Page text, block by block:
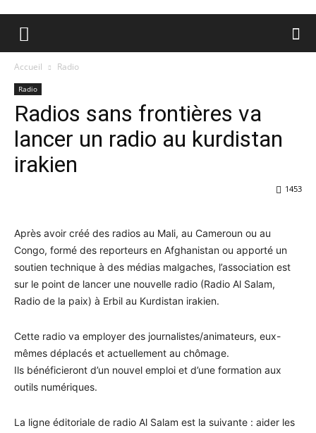
Accueil Radio
Radio
Radios sans frontières va
lancer un radio au kurdistan
irakien
1453
Après avoir créé des radios au Mali, au Cameroun ou au
Congo, formé des reporteurs en Afghanistan ou apporté un
soutien technique à des médias malgaches, l’association est
sur le point de lancer une nouvelle radio (Radio Al Salam,
Radio de la paix) à Erbil au Kurdistan irakien.
Cette radio va employer des journalistes/animateurs, eux-
mêmes déplacés et actuellement au chômage.
Ils bénéficieront d’un nouvel emploi et d’une formation aux
outils numériques.
La ligne éditoriale de radio Al Salam est la suivante : aider les